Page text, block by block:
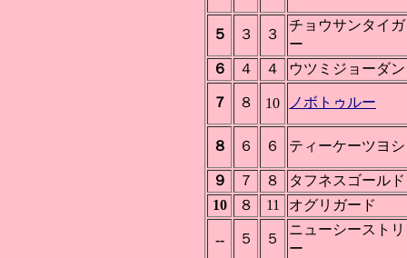
５ ３ ３
チョウサンタイガ
ー
６
４ ４ ウツミジョーダン
７ ８ 10 ノボトゥルー
８ ６ ６ ティーケーツヨシ
９ ７ ８
タフネスゴールド
10
８ 11 オグリガード
-- ５ ５
ニューシーストリ
ー